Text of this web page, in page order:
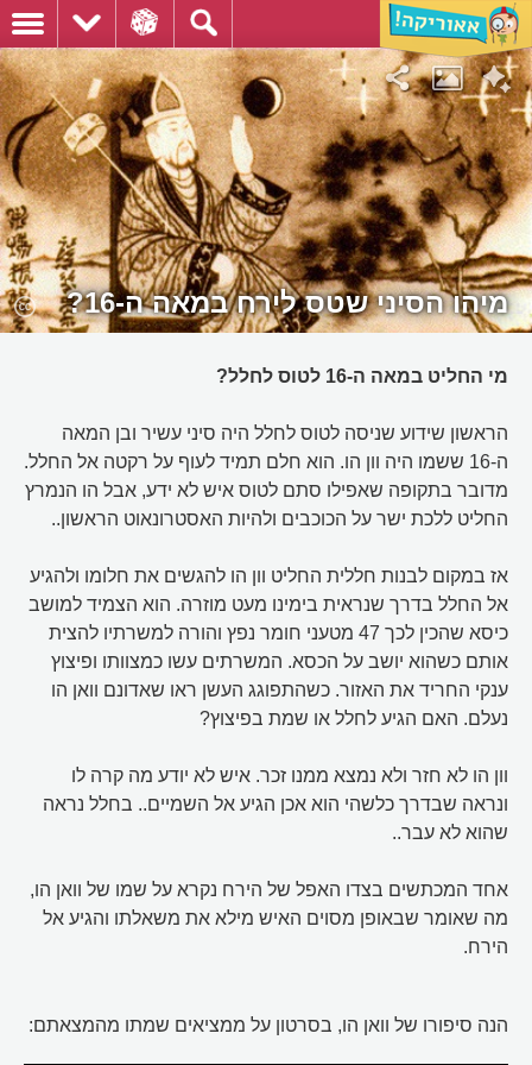
מיהו הסיני שטס לירח במאה ה-16?
מי החליט במאה ה-16 לטוס לחלל?
הראשון שידוע שניסה לטוס לחלל היה סיני עשיר ובן המאה
ה-16 ששמו היה וון הו. הוא חלם תמיד לעוף על רקטה אל החלל.
מדובר בתקופה שאפילו סתם לטוס איש לא ידע, אבל הו הנמרץ
החליט ללכת ישר על הכוכבים ולהיות האסטרונאוט הראשון..
אז במקום לבנות חללית החליט וון הו להגשים את חלומו ולהגיע
אל החלל בדרך שנראית בימינו מעט מוזרה. הוא הצמיד למושב
כיסא שהכין לכך 47 מטעני חומר נפץ והורה למשרתיו להצית
אותם כשהוא יושב על הכסא. המשרתים עשו כמצוותו ופיצוץ
ענקי החריד את האזור. כשהתפוגג העשן ראו שאדונם וואן הו
נעלם. האם הגיע לחלל או שמת בפיצוץ?
וון הו לא חזר ולא נמצא ממנו זכר. איש לא יודע מה קרה לו
ונראה שבדרך כלשהי הוא אכן הגיע אל השמיים.. בחלל נראה
שהוא לא עבר..
אחד המכתשים בצדו האפל של הירח נקרא על שמו של וואן הו,
מה שאומר שבאופן מסוים האיש מילא את משאלתו והגיע אל
הירח.
הנה סיפורו של וואן הו, בסרטון על ממציאים שמתו מהמצאתם: